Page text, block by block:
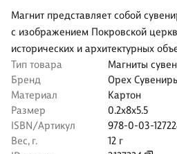
Магнит представляет собой
с изображением Покровской
исторических и архитектурных
Тип товара
Магниты
Бренд
Орех
Материал
Картон
Размер
0.2x8x5.5
ISBN/Артикул
978-0-03-
Вес, г.
12 г